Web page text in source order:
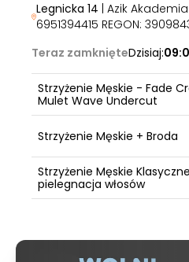
Legnicka 14 | Azik
6951394415 REGON:
Teraz zamknięteDzisiaj:
Strzyżenie Męskie - Fade
Mulet Wave Undercut
Strzyżenie Męskie + Broda
Strzyżenie Męskie
pielegnacja włosów